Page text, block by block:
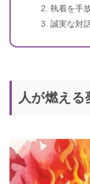
新
著者
エ
ヒ
執着を手
誠実な対
人が燃える